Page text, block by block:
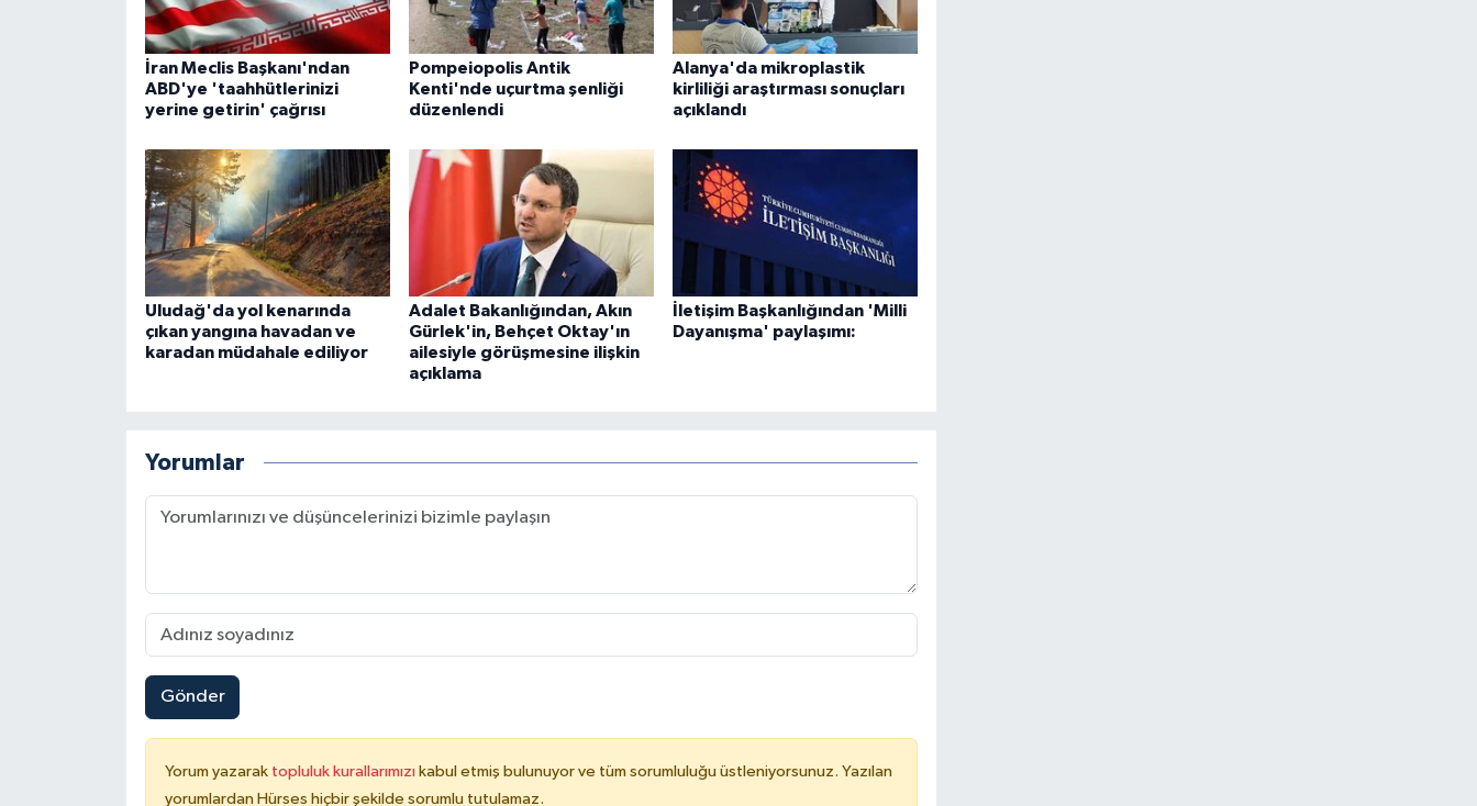
İran Meclis Başkanı'ndan
ABD'ye 'taahhütlerinizi
yerine getirin' çağrısı
Pompeiopolis Antik
Kenti'nde uçurtma şenliği
düzenlendi
Alanya'da mikroplastik
kirliliği araştırması sonuçları
açıklandı
Uludağ'da yol kenarında
çıkan yangına havadan ve
karadan müdahale ediliyor
Adalet Bakanlığından, Akın
Gürlek'in, Behçet Oktay'ın
ailesiyle görüşmesine ilişkin
açıklama
İletişim Başkanlığından 'Milli
Dayanışma' paylaşımı:
Yorumlar
Gönder
Yorum yazarak topluluk kurallarımızı kabul etmiş bulunuyor ve tüm sorumluluğu üstleniyorsunuz. Yazılan
yorumlardan Hürses hiçbir şekilde sorumlu tutulamaz.